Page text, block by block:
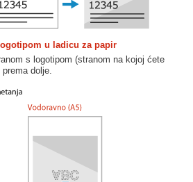
u ladicu za papir
s logotipom (stranom na kojoj ćete
dolje.